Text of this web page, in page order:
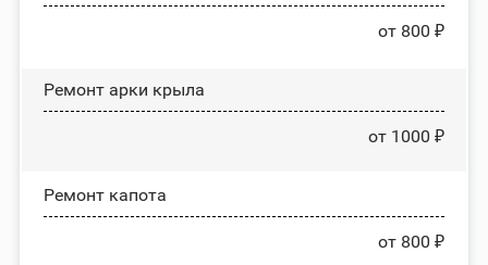
от 800 ₽
Ремонт арки крыла
от 1000 ₽
Ремонт капота
от 800 ₽